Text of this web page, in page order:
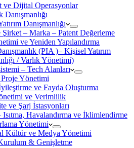
ve Dijital Operasyonlar
Danışmanlığı
– Marka – Patent Değerleme
ve Yeniden Yapılandırma
(PIA )– Kişisel Yatırım
/ Varlık Yönetimi)
– Tech Alanları
Yönetimi
ve Fayda Oluşturma
ve Verimlilik
ve Şarj İstasyonları
Havalandırma ve İklimlendirme
Yönetimi
Kültür ve Medya Yönetimi
& Genişletme